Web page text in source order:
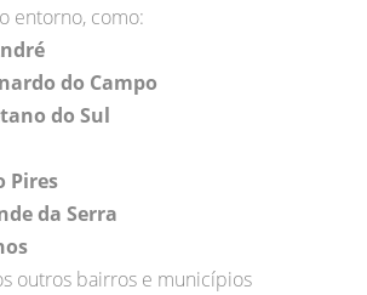
entorno, como:
do Campo
do Sul
Pires
da Serra
outros bairros e municípios